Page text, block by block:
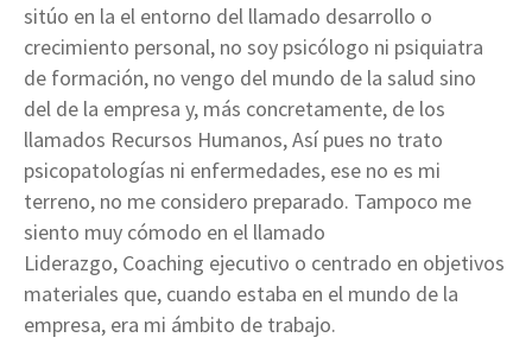
sitúo en la el entorno del llamado desarrollo o
crecimiento personal, no soy psicólogo ni psiquiatra
de formación, no vengo del mundo de la salud sino
del de la empresa y, más concretamente, de los
llamados Recursos Humanos, Así pues no trato
psicopatologías ni enfermedades, ese no es mi
terreno, no me considero preparado. Tampoco me
siento muy cómodo en el llamado
Liderazgo, Coaching ejecutivo o centrado en objetivos
materiales que, cuando estaba en el mundo de la
empresa, era mi ámbito de trabajo.